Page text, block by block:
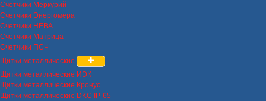
Счетчики Меркурий
Счетчики Энергомера
Счетчики НЕВА
Счетчики Матрица
Счетчики ПСЧ
Щитки металлические
Щитки металлические ИЭК
Щитки металлические Кронус
Щитки металлические DKC IP-65